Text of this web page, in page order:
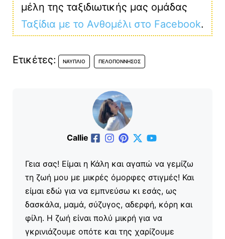
μέλη της ταξιδιωτικής μας ομάδας
Ταξίδια με το Ανθομέλι στο Facebook.
Ετικέτες: ΝΑΎΠΛΙΟ ΠΕΛΟΠΌΝΝΗΣΟΣ
Callie
Γεια σας! Είμαι η Κάλη και αγαπώ να γεμίζω
τη ζωή μου με μικρές όμορφες στιγμές! Και
είμαι εδώ για να εμπνεύσω κι εσάς, ως
δασκάλα, μαμά, σύζυγος, αδερφή, κόρη και
φίλη. Η ζωή είναι πολύ μικρή για να
γκρινιάζουμε οπότε και της χαρίζουμε